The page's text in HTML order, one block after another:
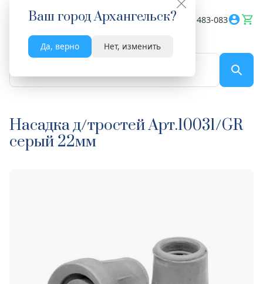
Ваш городАрхангельск?
Да, верно Нет, изменить
Весь сайт 8182 483-083
Насадка д/тростей Арт.10031/GR
серый 22мм